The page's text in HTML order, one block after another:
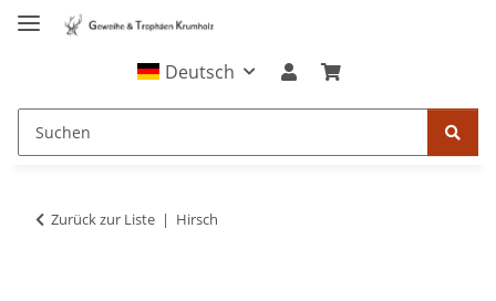
Deutsch
Zurück zur Liste Hirsch